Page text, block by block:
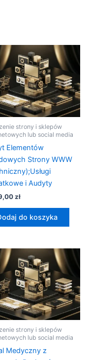
strony i sklepów
lub social media
Elementów
Strony WWW
i Audyty
zł
do koszyka
strony i sklepów
lub social media
Medyczny z